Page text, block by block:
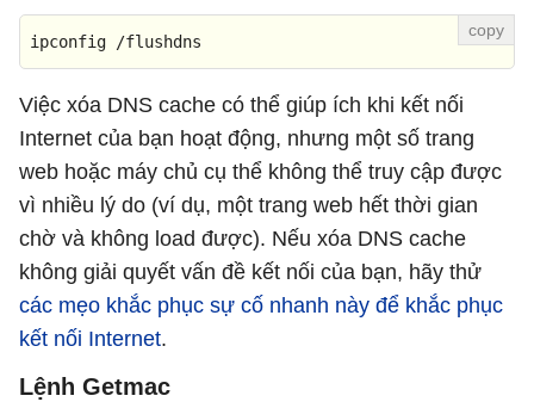
ipconfig /flushdns
Việc xóa DNS cache có thể giúp ích khi kết nối
Internet của bạn hoạt động, nhưng một số trang
web hoặc máy chủ cụ thể không thể truy cập được
vì nhiều lý do (ví dụ, một trang web hết thời gian
chờ và không load được). Nếu xóa DNS cache
không giải quyết vấn đề kết nối của bạn, hãy thử
các mẹo khắc phục sự cố nhanh này để khắc phục
kết nối Internet.
Lệnh Getmac